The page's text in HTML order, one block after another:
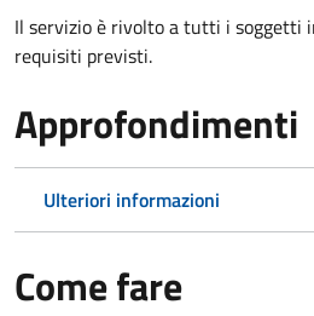
Il servizio è rivolto a tutti i soggetti
requisiti previsti.
Approfondimenti
Ulteriori informazioni
Come fare